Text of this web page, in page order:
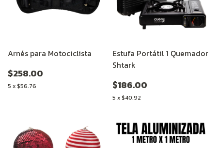
Arnés para Motociclista
$258.00
5 x$56.76
Estufa Portátil 1 Quemador
Shtark
$186.00
5 x$40.92